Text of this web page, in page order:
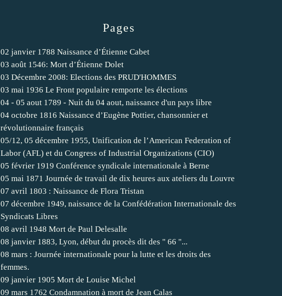
Pages
02 janvier 1788 Naissance d’Étienne Cabet
03 août 1546: Mort d’Étienne Dolet
03 Décembre 2008: Elections des PRUD'HOMMES
03 mai 1936 Le Front populaire remporte les élections
04 - 05 aout 1789 - Nuit du 04 aout, naissance d'un pays libre
04 octobre 1816 Naissance d’Eugène Pottier, chansonnier et
révolutionnaire français
05/12, 05 décembre 1955, Unification de l’American Federation of
Labor (AFL) et du Congress of Industrial Organizations (CIO)
05 février 1919 Conférence syndicale internationale à Berne
05 mai 1871 Journée de travail de dix heures aux ateliers du Louvre
07 avril 1803 : Naissance de Flora Tristan
07 décembre 1949, naissance de la Confédération Internationale des
Syndicats Libres
08 avril 1948 Mort de Paul Delesalle
08 janvier 1883, Lyon, début du procès dit des " 66 "...
08 mars : Journée internationale pour la lutte et les droits des
femmes.
09 janvier 1905 Mort de Louise Michel
09 mars 1762 Condamnation à mort de Jean Calas